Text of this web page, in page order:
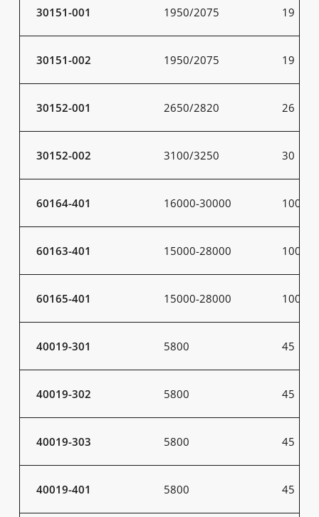
30151-001 1950/2075 19
30151-002 1950/2075 19
30152-001 2650/2820 26
30152-002 3100/3250 30
60164-401 16000-30000 100-
60163-401 15000-28000 100-
60165-401 15000-28000 100-
40019-301 5800 45
40019-302 5800 45
40019-303 5800 45
40019-401 5800 45